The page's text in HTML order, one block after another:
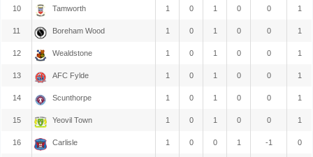
10 Tamworth 1 0 1 0 0 1
11 Boreham Wood 1 0 1 0 0 1
12 Wealdstone 1 0 1 0 0 1
13 AFC Fylde 1 0 1 0 0 1
14 Scunthorpe 1 0 1 0 0 1
15 Yeovil Town 1 0 1 0 0 1
16 Carlisle 1 0 0 1 -1 0